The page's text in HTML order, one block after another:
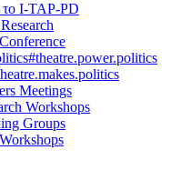
το I-TAP-PD
Meetings
Workshops
Groups